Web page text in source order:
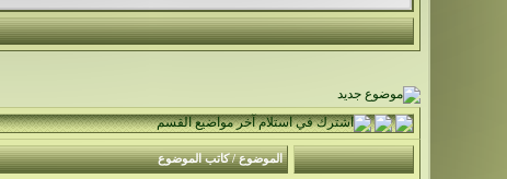
الموضوع/ كاتب الموضوع